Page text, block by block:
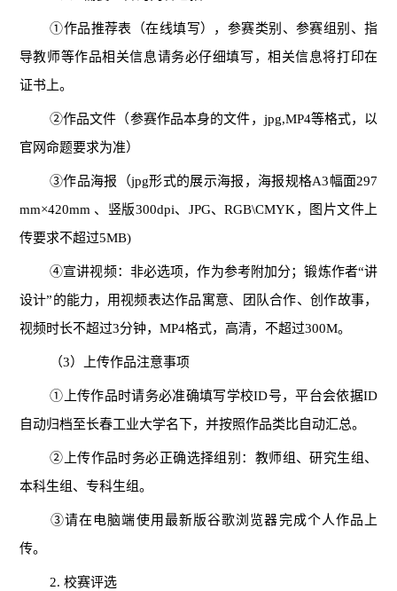
①作品推荐表（在线填写），参赛类别、参赛组别、指
导教师等作品相关信息请务必仔细填写，相关信息将打印在
证书上。
②作品文件（参赛作品本身的文件，jpg,MP4等格式，以
官网命题要求为准）
③作品海报（jpg形式的展示海报，海报规格A3幅面297
mm×420mm 、竖版300dpi、JPG、RGB\CMYK，图片文件上
传要求不超过5MB)
④宣讲视频：非必选项，作为参考附加分；锻炼作者“讲
设计”的能力，用视频表达作品寓意、团队合作、创作故事，
视频时长不超过3分钟，MP4格式，高清，不超过300M。
（3）上传作品注意事项
①上传作品时请务必准确填写学校ID号，平台会依据ID
自动归档至长春工业大学名下，并按照作品类比自动汇总。
②上传作品时务必正确选择组别：教师组、研究生组、
本科生组、专科生组。
③请在电脑端使用最新版谷歌浏览器完成个人作品上
传。
2. 校赛评选